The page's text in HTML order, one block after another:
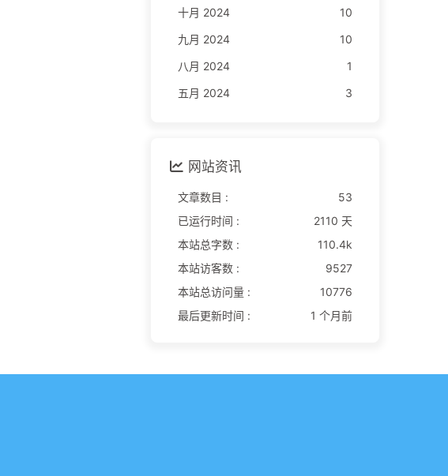
十月 2024
10
九月 2024
10
八月 2024
1
五月 2024
3
网站资讯
文章数目 :
53
已运行时间 :
2110 天
本站总字数 :
110.4k
本站访客数 :
9527
本站总访问量 :
10776
最后更新时间 :
1 个月前